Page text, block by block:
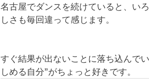
名古屋でダンスを続けていると、い
しさも毎回違って感じます。
すぐ結果が出ないことに落ち込んで
しめる自分”がちょっと好きです。